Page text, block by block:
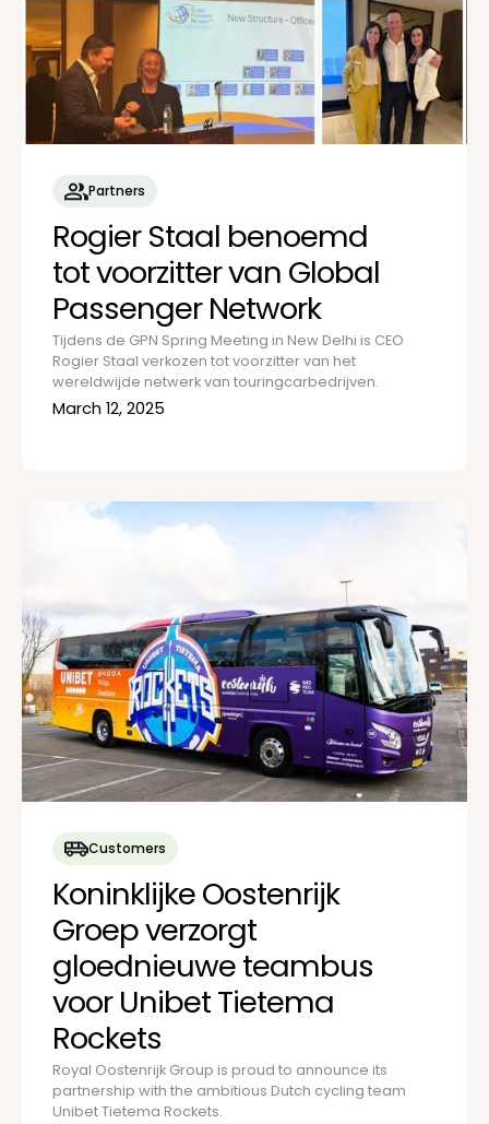
Partners
Rogier Staal benoemd
tot voorzitter van Global
Passenger Network
Tijdens de GPN Spring Meeting in New Delhi is CEO
Rogier Staal verkozen tot voorzitter van het
wereldwijde netwerk van touringcarbedrijven.
March 12, 2025
Customers
Koninklijke Oostenrijk
Groep verzorgt
gloednieuwe teambus
voor Unibet Tietema
Rockets
Royal Oostenrijk Group is proud to announce its
partnership with the ambitious Dutch cycling team
Unibet Tietema Rockets.